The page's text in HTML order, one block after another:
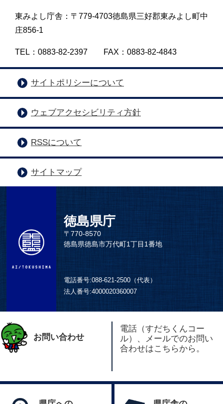
東みよし庁舎：〒779-4703徳島県三好郡東みよし町中
庄856-1
TEL：0883-82-2397 FAX：0883-82-4843
サイトポリシーについて
ウェブアクセシビリティ方針
RSSについて
サイトマップ
徳島県庁
〒770-8570
徳島県徳島市万代町1丁目1番地
電話番号:088-621-2500（代表）
法人番号:4000020360007
お問い合わせ
電話（すだちくんコー
ル）、メールでのお問い
合わせはこちらから。